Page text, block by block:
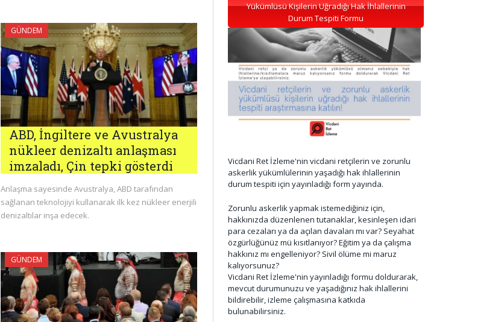
GÜNDEM
ABD, İngiltere ve Avustralya
nükleer denizaltı anlaşması
imzaladı, Çin tepki gösterdi
Anlaşma sayesinde Avustralya, ABD tarafından
sağlanan teknolojiyi kullanarak ilk kez nükleer enerjili
denizaltılar inşa edecek.
GÜNDEM
Yükümlüsü Kişilerin Uğradığı Hak İhlallerinin
Durum Tespiti Formu
Vicdani Ret İzleme'nin vicdani retçilerin ve zorunlu
askerlik yükümlülerinin yaşadığı hak ihlallerinin
durum tespiti için yayınladığı form yayında.
Zorunlu askerlik yapmak istemediğiniz için,
hakkınızda düzenlenen tutanaklar, kesinleşen idari
para cezaları ya da açılan davaları mı var? Seyahat
özgürlüğünüz mü kısıtlanıyor? Eğitim ya da çalışma
hakkınız mı engelleniyor? Sivil ölüme mi maruz
kalıyorsunuz?
Vicdani Ret İzleme'nin yayınladığı formu doldurarak,
mevcut durumunuzu ve yaşadığınız hak ihlallerini
bildirebilir, izleme çalışmasına katkıda
bulunabilirsiniz.